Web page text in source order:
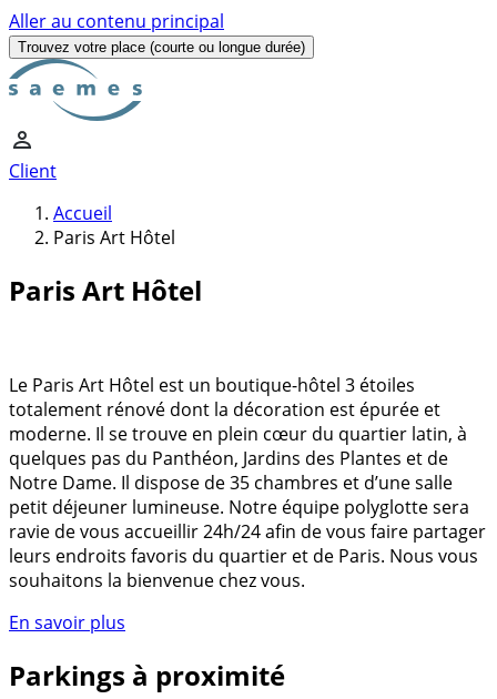
Aller au contenu principal
Trouvez votre place (courte ou longue durée)
Client
Accueil
Paris Art Hôtel
Paris Art Hôtel
Le Paris Art Hôtel est un boutique-hôtel 3 étoiles
totalement rénové dont la décoration est épurée et
moderne. Il se trouve en plein cœur du quartier latin, à
quelques pas du Panthéon, Jardins des Plantes et de
Notre Dame. Il dispose de 35 chambres et d’une salle
petit déjeuner lumineuse. Notre équipe polyglotte sera
ravie de vous accueillir 24h/24 afin de vous faire partager
leurs endroits favoris du quartier et de Paris. Nous vous
souhaitons la bienvenue chez vous.
En savoir plus
Parkings à proximité